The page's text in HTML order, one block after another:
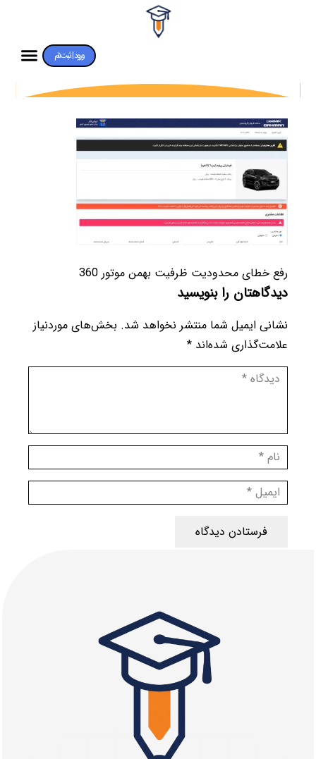
ورود | ثبت‌نام
رفع خطای محدودیت ظرفیت بهمن موتور 360
دیدگاهتان را بنویسید
نشانی ایمیل شما منتشر نخواهد شد. بخش‌های موردنیاز
علامت‌گذاری شده‌اند *
فرستادن دیدگاه